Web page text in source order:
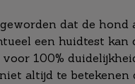
dat de
een huidtest
100%
altijd te betekenen